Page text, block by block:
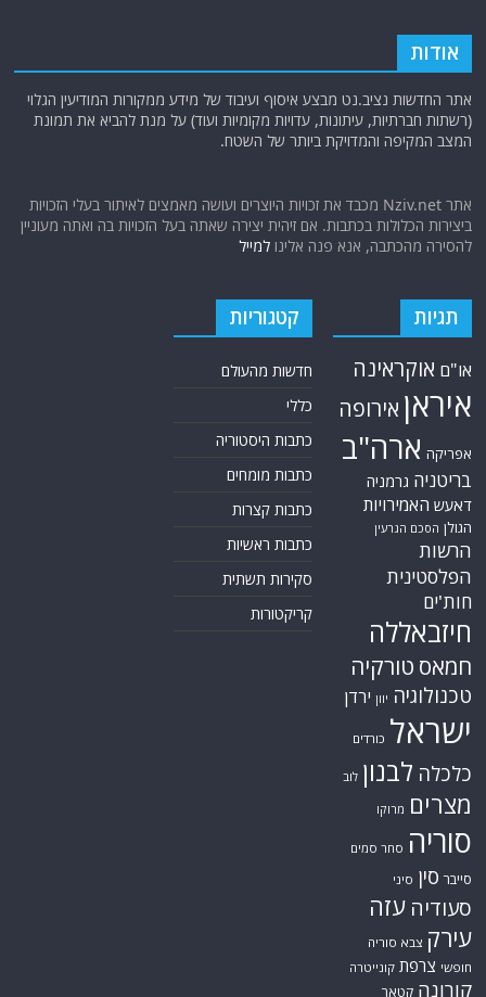
אודות
אתר החדשות נציב.נט מבצע איסוף ועיבוד של מידע ממקורות המודיעין הגלוי
(רשתות חברתיות, עיתונות, עדויות מקומיות ועוד) על מנת להביא את תמונת
המצב המקיפה והמדויקת ביותר של השטח.
אתר Nziv.net מכבד את זכויות היוצרים ועושה מאמצים לאיתור בעלי הזכויות
ביצירות הכלולות בכתבות. אם זיהית יצירה שאתה בעל הזכויות בה ואתה מעוניין
להסירה מהכתבה, אנא פנה אלינולמייל
תגיות
או"ם אוקראינה
איראן אירופה
אפריקה ארה"ב
בריטניה גרמניה
דאעש האמירויות
הגולן הסכם הגרעין
הרשות
הפלסטינית
חות'ים
חיזבאללה
חמאס טורקיה
טכנולוגיה יוון ירדן
ישראל כורדים
כלכלה לבנון לוב
מצרים מרוקו
סוריה סחר סמים
סייבר סין סיני
סעודיה עזה
עירק צבא סוריה
חופשי צרפת קונייטרה
קורונה קטאר
קטגוריות
חדשות מהעולם
כללי
כתבות היסטוריה
כתבות מומחים
כתבות קצרות
כתבות ראשיות
סקירות תשתית
קריקטורות